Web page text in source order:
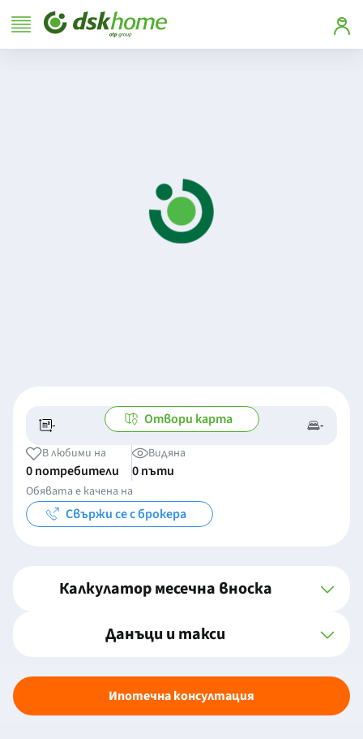
- -/- -
Отвори карта
В любими на
0 потребители
Видяна
0 пъти
Обявата е качена на
Свържи се с брокера
Калкулатор месечна вноска
Данъци и такси
Ипотечна консултация